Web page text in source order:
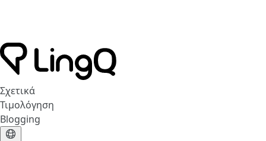
Σχετικά
Τιμολόγηση
Blogging